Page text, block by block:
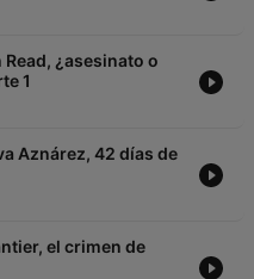
Read, ¿asesinato o
1
Aznárez, 42 días de
el crimen de